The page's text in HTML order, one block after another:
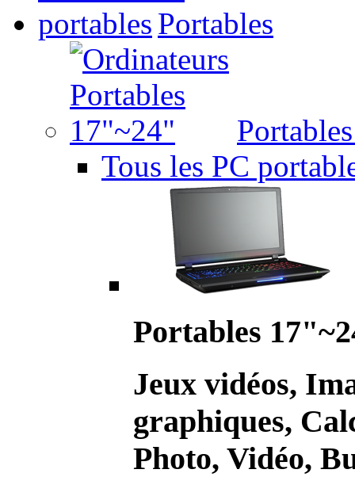
Portables
Tous les PC
Portables
Jeux vidéos,
graphiques,
Photo, Vidéo,